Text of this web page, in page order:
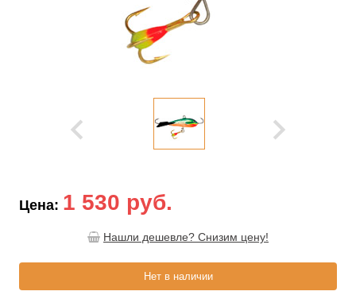
Цена: 1 530 руб.
Нашли дешевле? Снизим цену!
Нет в наличии